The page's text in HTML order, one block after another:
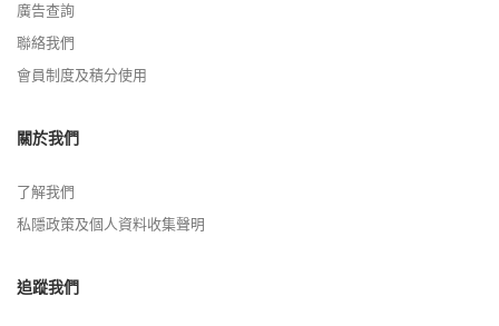
廣告查詢
聯絡我們
會員制度及積分使用
關於我們
了解我們
私隱政策及個人資料收集聲明
追蹤我們